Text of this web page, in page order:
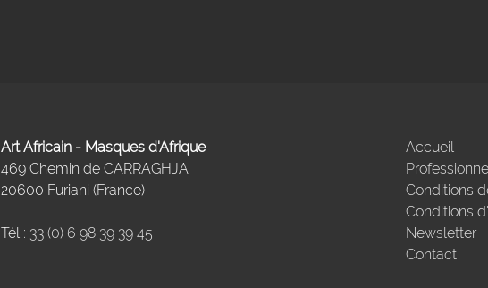
Art Africain - Masques d'Afrique
469 Chemin de CARRAGHJA
20600 Furiani (France)
Tél : 33 (0) 6 98 39 39 45
Accueil
Conditions
Conditions
Newsletter
Contact